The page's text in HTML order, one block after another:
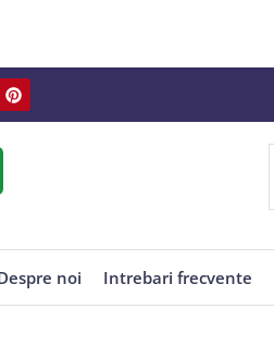
noi Intrebari frecvente